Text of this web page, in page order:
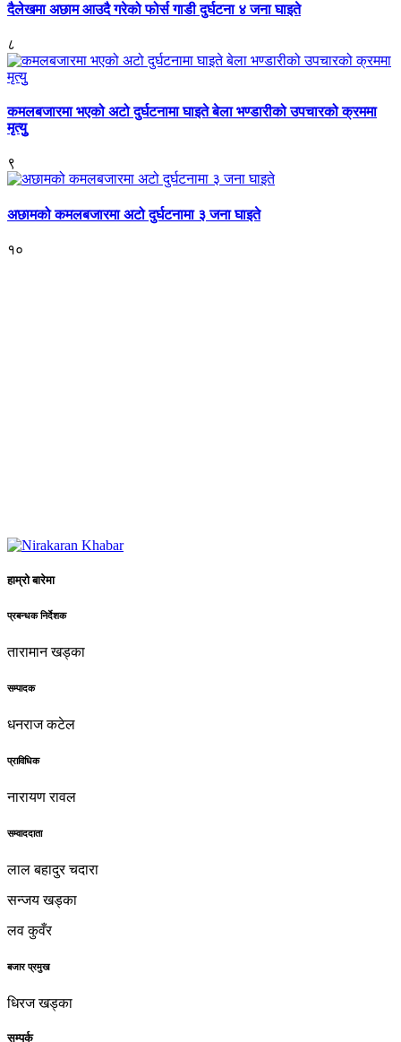
दैलेखमा अछाम आउदै गरेको फोर्स गाडी दुर्घटना ४ जना घाइते
८
कमलबजारमा भएको अटो दुर्घटनामा घाइते बेला भण्डारीको उपचारको क्रममा
मृत्युु
९
अछामको कमलबजारमा अटो दुर्घटनामा ३ जना घाइते
१०
हाम्रो बारेमा
प्रबन्धक निर्देशक
तारामान खड्का
सम्पादक
धनराज कटेल
प्राविधिक
नारायण रावल
सम्वाददाता
लाल बहादुर चदारा
सन्जय खड्का
लव कुवँर
बजार प्रमुख
धिरज खड्का
सम्पर्क